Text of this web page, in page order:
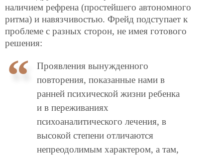
наличием рефрена (простейшего автономного
ритма) и навязчивостью. Фрейд подступает к
проблеме с разных сторон, не имея готового
решения:
Проявления вынужденного
повторения, показанные нами в
ранней психической жизни ребенка
и в переживаниях
психоаналитического лечения, в
высокой степени отличаются
непреодолимым характером, а там,